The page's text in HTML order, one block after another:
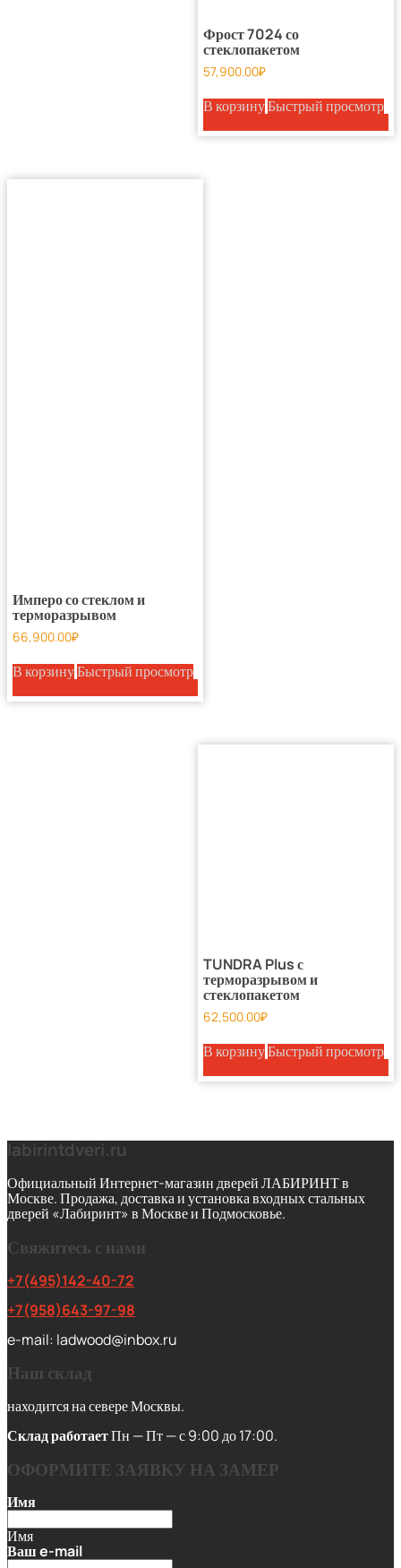
Фрост 7024 со
стеклопакетом
57,900.00₽
В корзинуБыстрый просмотр
Имперо со стеклом и
терморазрывом
66,900.00₽
В корзинуБыстрый просмотр
TUNDRA Plus с
терморазрывом и
стеклопакетом
62,500.00₽
В корзинуБыстрый просмотр
labirintdveri.ru
Официальный Интернет-магазин дверей ЛАБИРИНТ в
Москве. Продажа, доставка и установка входных стальных
дверей «Лабиринт» в Москве и Подмосковье.
Свяжитесь с нами
+7(495)142-40-72
+7(958)643-97-98
e-mail: ladwood@inbox.ru
Наш склад
находится на севере Москвы.
Склад работаетПн — Пт — с 9:00 до 17:00.
ОФОРМИТЕ ЗАЯВКУ НА ЗАМЕР
Имя
Имя
Ваш e-mail